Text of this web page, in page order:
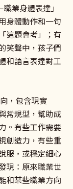
業身體表達」
身體動作和一句
這題會考」；有
笑聲中，孩子們
和語言表達對工
，包含現實
常規型，幫助成
。有些工作需要
創造力，有些重
服，或穩定細心
現：原來職業世
和某些職業方向